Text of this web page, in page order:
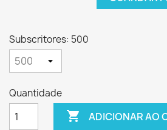
Subscritores: 500
Quantidade
 ADICIONAR AO